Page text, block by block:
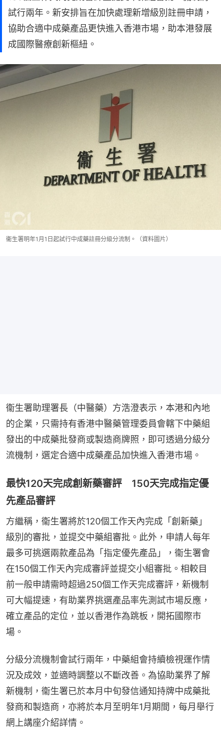
試行兩年。新安排旨在加快處理新增級別註冊申請，
協助合適中成藥產品更快進入香港市場，助本港發展
成國際醫療創新樞紐。
衞生署明年1月1日起試行中成藥註冊分級分流制。（資料圖片）
衞生署助理署長（中醫藥）方浩澄表示，本港和內地
的企業，只需持有香港中醫藥管理委員會轄下中藥組
發出的中成藥批發商或製造商牌照，即可透過分級分
流機制，選定合適中成藥產品加快進入香港市場。
最快120天完成創新藥審評 150天完成指定優
先產品審評
方繼稱，衞生署將於120個工作天內完成「創新藥」
級別的審批，並提交中藥組審批。此外，申請人每年
最多可挑選兩款產品為「指定優先產品」，衞生署會
在150個工作天內完成審評並提交小組審批。相較目
前一般申請需時超過250個工作天完成審評，新機制
可大幅提速，有助業界挑選產品率先測試市場反應，
確立產品的定位，並以香港作為跳板，開拓國際市
場。
分級分流機制會試行兩年，中藥組會持續檢視運作情
況及成效，並適時調整以不斷改善。為協助業界了解
新機制，衞生署已於本月中旬發信通知持牌中成藥批
發商和製造商，亦將於本月至明年1月期間，每月舉行
網上講座介紹詳情。